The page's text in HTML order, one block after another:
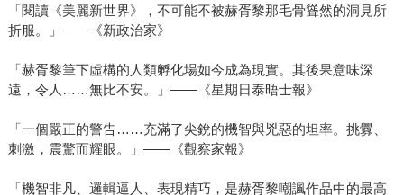
「閱讀《美麗新世界》，不可能不被赫胥黎那毛骨聳然的洞見所
折服。」――《新政治家》
「赫胥黎筆下虛構的人類孵化場如今成為現實。其後果意味深
遠，令人……無比不安。」――《星期日泰晤士報》
「一個嚴正的警告……充滿了尖銳的機智與兇惡的坦率。挑釁、
刺激，震驚而耀眼。」――《觀察家報》
「機智非凡、邏輯逼人、表現精巧，是赫胥黎嘲諷作品中的最高